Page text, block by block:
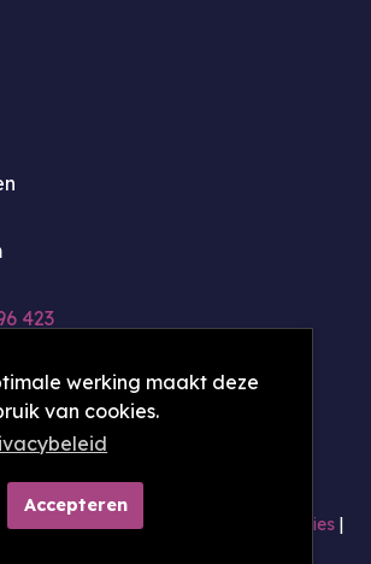
werking maakt deze
van cookies.
Accepteren
423
| Alle rechten voorbehouden | Cookies |